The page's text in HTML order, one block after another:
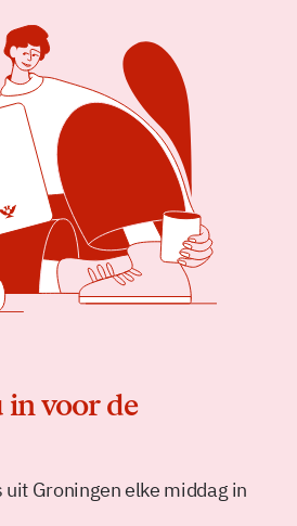
voor de
Groningen elke middag in